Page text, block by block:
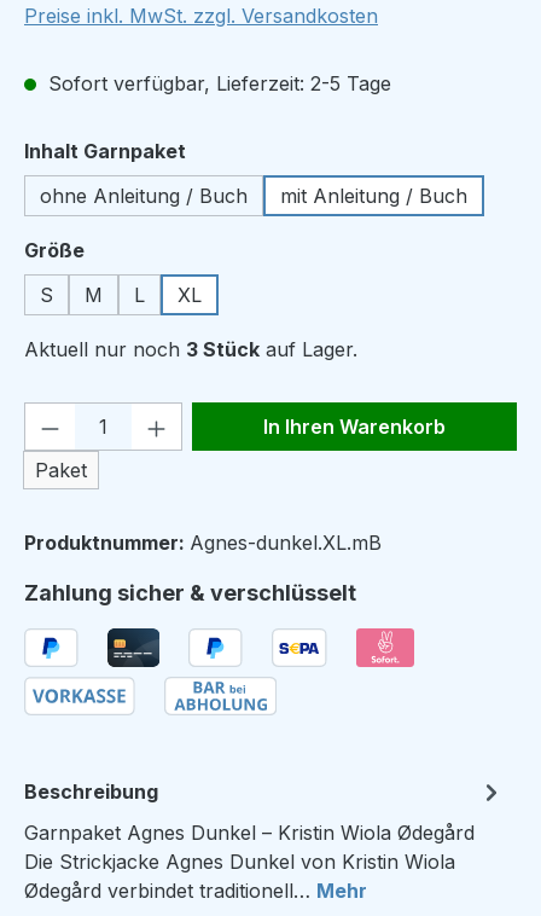
Preise inkl. MwSt. zzgl. Versandkosten
Sofort verfügbar, Lieferzeit: 2-5 Tage
Inhalt Garnpaket
ohne Anleitung / Buch
mit Anleitung / Buch
Größeauswählen
S
M L XL
Aktuell nur noch 3 Stück auf Lager.
Produkt Anzahl: Gib den
Paket
In Ihren Warenkorb
Produktnummer: Agnes-dunkel.XL.mB
Zahlung sicher & verschlüsselt
Beschreibung
Garnpaket Agnes Dunkel – Kristin Wiola Ødegård
Die Strickjacke Agnes Dunkel von Kristin Wiola
Ødegård verbindet traditionell… Mehr